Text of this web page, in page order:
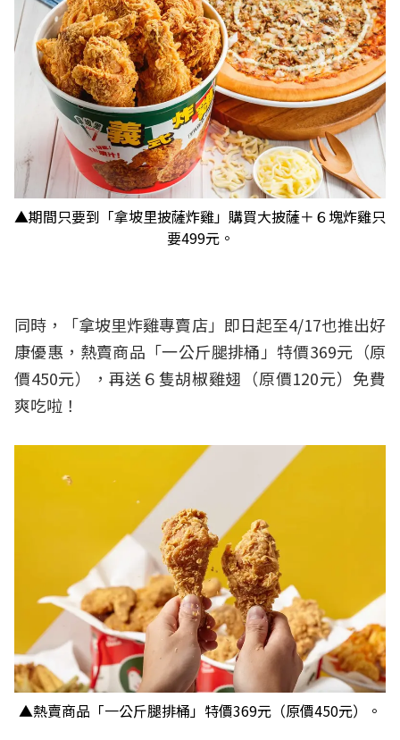
▲期間只要到「拿坡里披薩炸雞」購買大披薩＋６塊炸雞只
要499元。
同時，「拿坡里炸雞專賣店」即日起至4/17也推出好
康優惠，熱賣商品「一公斤腿排桶」特價369元（原
價450元），再送６隻胡椒雞翅（原價120元）免費
爽吃啦！
▲熱賣商品「一公斤腿排桶」特價369元（原價450元）。